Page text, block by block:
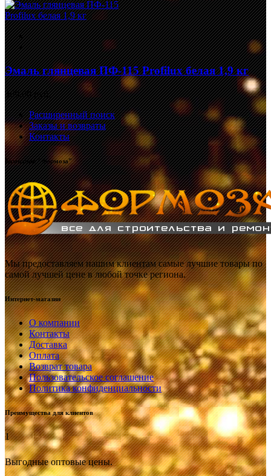
Эмаль глянцевая ПФ-115 Profilux белая 1,9 кг
369,00 руб.
Расширенный поиск
Заказы и возвраты
Контакты
Компания "Формоза"
Мы предоставляем нашим клиентам самые лучшие товары по
самой лучшей цене в любой точке региона.
Интернет-магазин
О компании
Контакты
Доставка
Оплата
Возврат товара
Пользовательское соглашение
Политика конфиденциальности
Преимущества для клиентов
1
Выгодные оптовые цены.